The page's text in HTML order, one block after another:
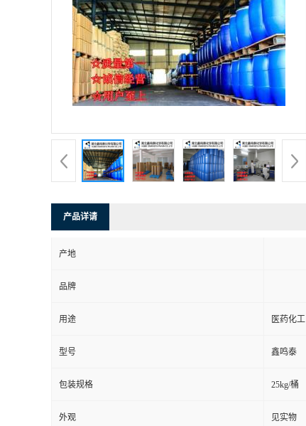
产品详请
产地
品牌
用途 医药化工
型号 鑫鸣泰
包装规格 25kg/桶
外观 见实物